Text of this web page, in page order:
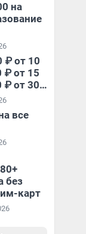
на
в
₽ от 10
₽ от 15
₽ от 30
₽ от 50
и все
по
все
без
карт